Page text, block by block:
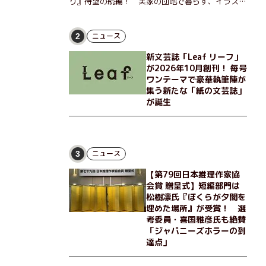
ょっとした贅沢を楽しんだり、近所のおばちゃんの
恋バナを聞いてあげたり、部屋でふたりだけの「台
湾映画祭」を催したり。50代独身、幼なじみの変
わらぬ友情とささやかな幸せの日々を描く。
2 ニュース
新文芸誌「Leaf リーフ」
が2026年10月創刊！ 毎号
ワンテーマで豪華執筆陣が
集う新たな「紙の文芸誌」
が誕生
3 ニュース
【第79回日本推理作家協
会賞 贈呈式】短編部門は
松樹凛氏『ぼくらが夕闇を
埋めた場所』が受賞！ 選
考委員・喜国雅彦氏も絶賛
「ジャパニーズホラーの到
達点」